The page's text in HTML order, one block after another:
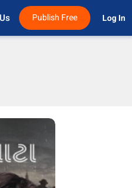
Publish Free Log In